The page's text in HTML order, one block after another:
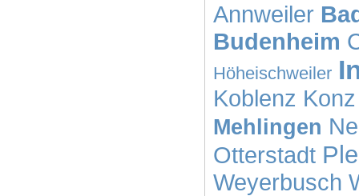
Annweiler
Budenheim
Höheischweiler
Koblenz Konz
Mehlingen
Otterstadt
Weyerbusch